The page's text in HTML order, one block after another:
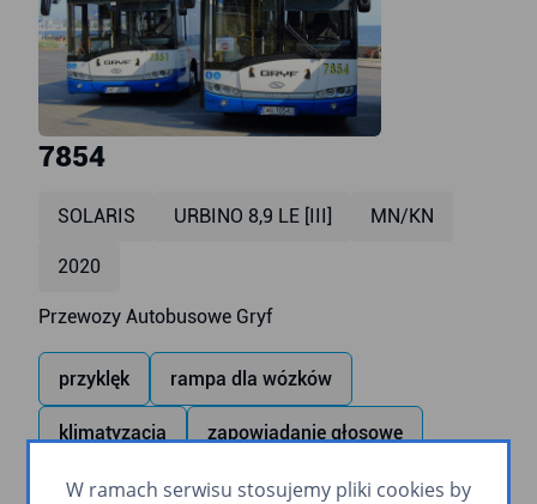
7854
SOLARIS URBINO 8,9 LE [III] MN/KN
2020
Przewozy Autobusowe Gryf
przyklęk rampa dla wózków
klimatyzacja zapowiadanie głosowe
monitoring monitor wewnętrzny USB
W ramach serwisu stosujemy pliki cookies by